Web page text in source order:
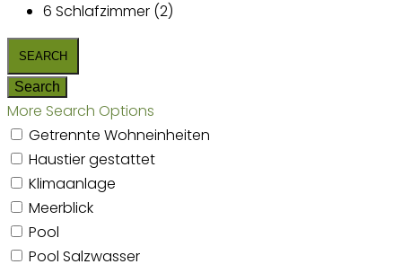
6 Schlafzimmer (2)
More Search Options
Getrennte Wohneinheiten
Haustier gestattet
Klimaanlage
Meerblick
Pool
Pool Salzwasser